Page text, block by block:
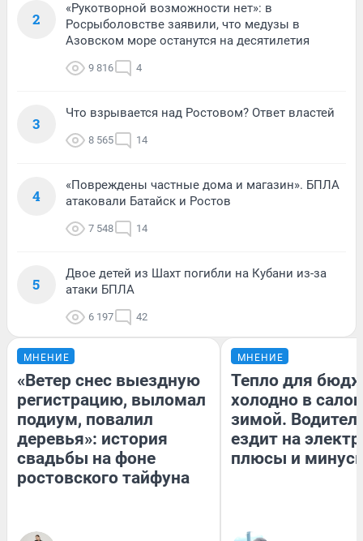
2
«Рукотворной возможности нет»: в
Росрыболовстве заявили, что медузы в
Азовском море останутся на десятилетия
9 816 4
3
Что взрывается над Ростовом? Ответ властей
8 565 14
4
«Повреждены частные дома и магазин». БПЛА
атаковали Батайск и Ростов
7 548 14
5
Двое детей из Шахт погибли на Кубани из-за
атаки БПЛА
6 197 42
МНЕНИЕ
«Ветер снес выездную
регистрацию, выломал
подиум, повалил
деревья»: история
свадьбы на фоне
ростовского тайфуна
МНЕНИЕ
Тепло для
холодно в
зимой.
ездит на
плюсы и